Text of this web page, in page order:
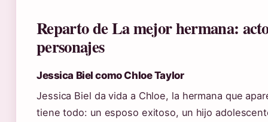
Reparto de La mejor hermana:
personajes
Jessica Biel como Chloe Taylor
Jessica Biel da vida a Chloe, la hermana que
tiene todo: un esposo exitoso, un hijo